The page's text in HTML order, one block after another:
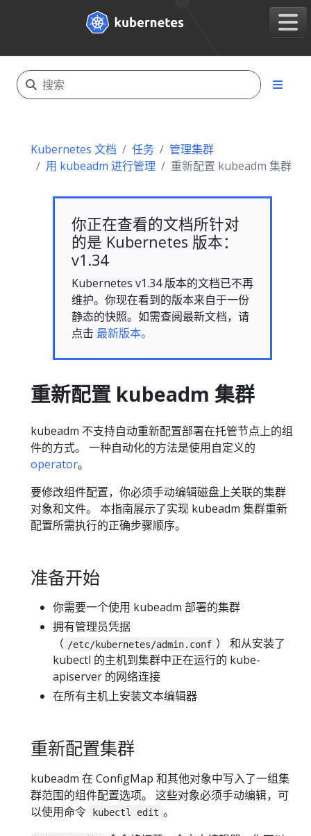
Kubernetes 文档 任务
管理集群
用 kubeadm 进行管理
重新配置 kubeadm 集群
你正在查看的文档所针对
的是 Kubernetes 版本：
v1.34
Kubernetes v1.34 版本的文档已不再
维护。你现在看到的版本来自于一份
静态的快照。如需查阅最新文档，请
点击 最新版本。
重新配置 kubeadm 集群
kubeadm 不支持自动重新配置部署在托管节点上的组
件的方式。 一种自动化的方法是使用自定义的
operator。
要修改组件配置，你必须手动编辑磁盘上关联的集群
对象和文件。 本指南展示了实现 kubeadm 集群重新
配置所需执行的正确步骤顺序。
准备开始
你需要一个使用 kubeadm 部署的集群
拥有管理员凭据
（ /etc/kubernetes/admin.conf ） 和从安装了
kubectl 的主机到集群中正在运行的 kube-
apiserver 的网络连接
在所有主机上安装文本编辑器
重新配置集群
kubeadm 在 ConfigMap 和其他对象中写入了一组集
群范围的组件配置选项。 这些对象必须手动编辑，可
以使用命令
kubectl edit 。